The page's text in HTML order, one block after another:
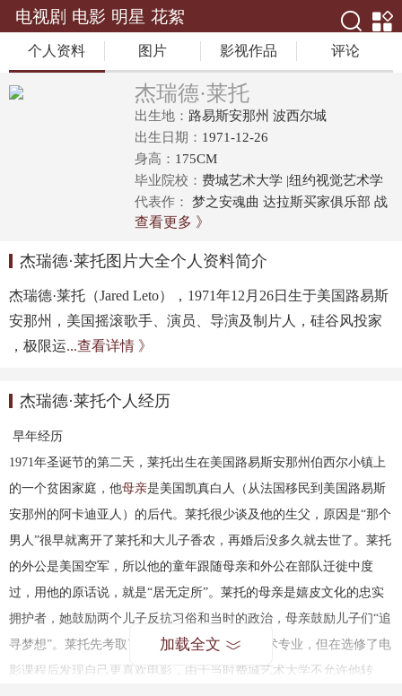
电视剧 电影 明星 花絮
个人资料 图片 影视作品 评论
杰瑞德·莱托
出生地： 路易斯安那州 波西尔城
出生日期： 1971-12-26
身高： 175CM
毕业院校： 费城艺术大学 |纽约视觉艺术学
院
代表作：
梦之安魂曲 达拉斯买家俱乐部 战
争之王
查看更多 》
杰瑞德·莱托图片大全个人资料简介
杰瑞德·莱托（Jared Leto），1971年12月26日生于美国路易斯
安那州，美国摇滚歌手、演员、导演及制片人，硅谷风投家
，极限运...查看详情 》
杰瑞德·莱托个人经历
早年经历
1971年圣诞节的第二天，莱托出生在美国路易斯安那州伯西尔小镇上
的一个贫困家庭，他母亲是美国凯真白人（从法国移民到美国路易斯
安那州的阿卡迪亚人）的后代。莱托很少谈及他的生父，原因是“那个
男人”很早就离开了莱托和大儿子香农，再婚后没多久就去世了。莱托
的外公是美国空军，所以他的童年跟随母亲和外公在部队迁徙中度
过，用他的原话说，就是“居无定所”。莱托的母亲是嬉皮文化的忠实
拥护者，她鼓励两个儿子反抗习俗和当时的政治，母亲鼓励儿子们“追
寻梦想”。莱托先考取了费城艺术大学的视觉艺术专业，但在选修了电
影课程后发现自己更喜欢电影，由于当时费城艺术大学不允许他转
加载全文